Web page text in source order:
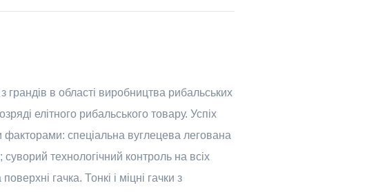
грандів в області виробництва рибальських
елітного рибальського товару. Успіх
факторами: спеціальна вуглецева легована
суворий технологічний контроль на всіх
гачка. Тонкі і міцні гачки з